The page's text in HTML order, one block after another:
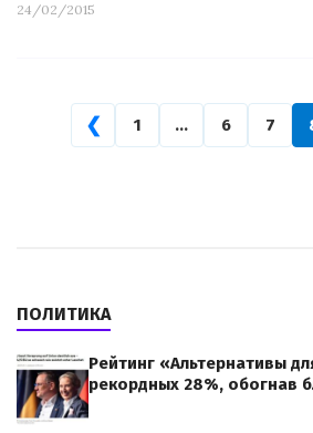
24/02/2015
❮ 1 … 6 7
ПОЛИТИКА
Рейтинг «Альтернативы
рекордных 28%, обогнав